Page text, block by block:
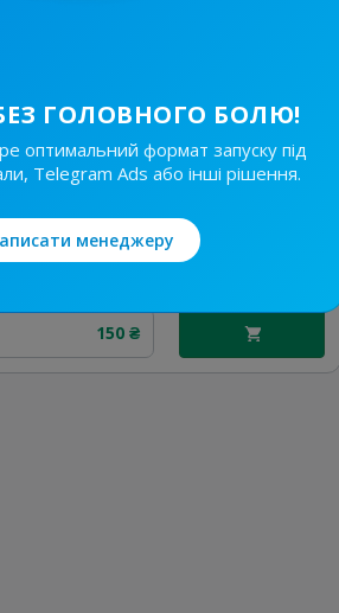
150 ₴
ГОЛОВНОГО БОЛЮ!
оптимальний формат запуску під
Telegram Ads або інші рішення.
менеджеру